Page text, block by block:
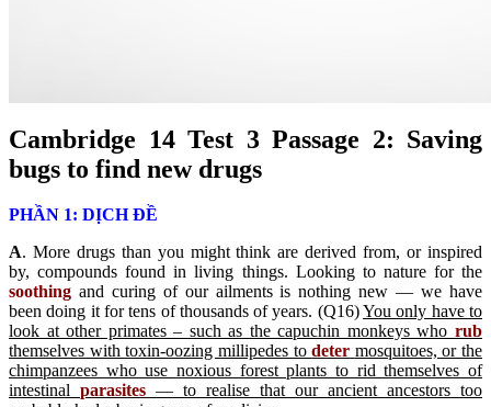
Cambridge 14 Test 3 Passage 2: Saving
bugs to find new drugs
PHẦN 1: DỊCH ĐỀ
A. More drugs than you might think are derived from, or inspired
by, compounds found in living things. Looking to nature for the
soothing and curing of our ailments is nothing new — we have
been doing it for tens of thousands of years. (Q16)You only have to
look at other primates – such as the capuchin monkeys who rub
themselves with toxin-oozing millipedes todeter mosquitoes, or the
chimpanzees who use noxious forest plants to rid themselves of
intestinal parasites — to realise that our ancient ancestors too